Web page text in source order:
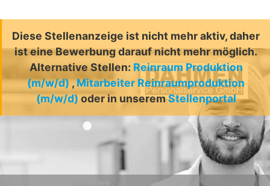
Diese Stellenanzeige ist nicht mehr aktiv, daher
ist eine Bewerbung darauf nicht mehr möglich.
Alternative Stellen: Reinraum Produktion
(m/w/d),Mitarbeiter Reinraumproduktion
(m/w/d) oder in unseremStellenportal